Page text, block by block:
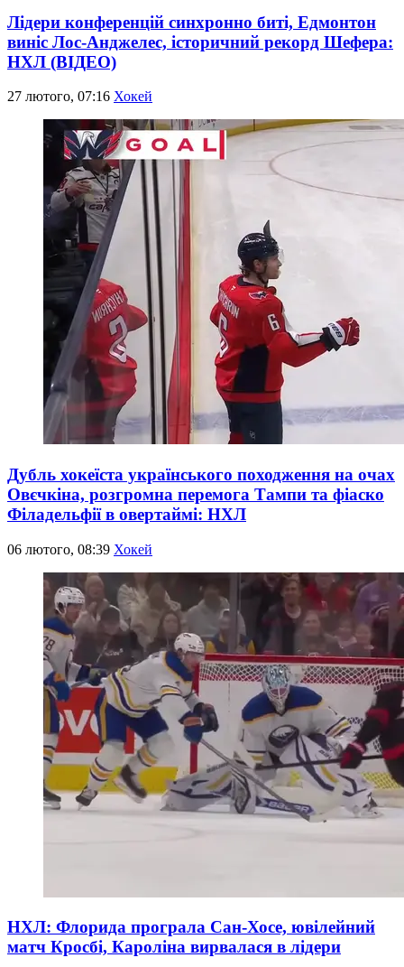
Лідери конференцій синхронно биті, Едмонтон
виніс Лос-Анджелес, історичний рекорд Шефера:
НХЛ (ВІДЕО)
27 лютого, 07:16 Хокей
Дубль хокеїста українського походження на очах
Овєчкіна, розгромна перемога Тампи та фіаско
Філадельфії в овертаймі: НХЛ
06 лютого, 08:39 Хокей
НХЛ: Флорида програла Сан-Хосе, ювілейний
матч Кросбі, Кароліна вирвалася в лідери